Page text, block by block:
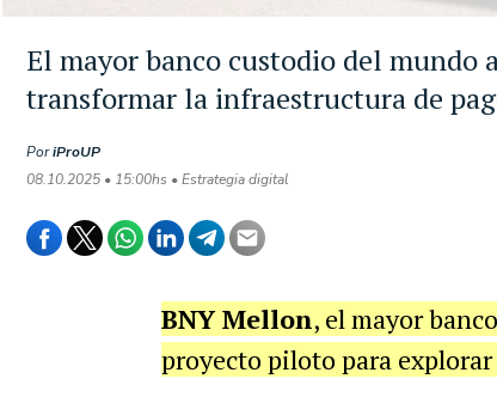
El mayor banco custodio del mundo
transformar la infraestructura de
PoriProUP
08.10.2025 • 15:00hs • Estrategia digital
BNY Mellon, el mayor
proyecto piloto para explorar